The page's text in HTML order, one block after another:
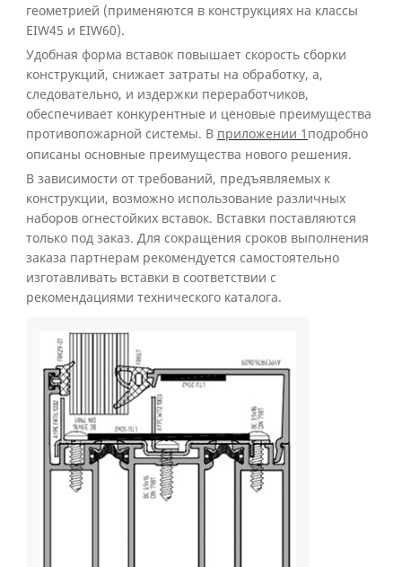
геометрией (применяются в конструкциях на классы
EIW45 и EIW60).
Удобная форма вставок повышает скорость сборки
конструкций, снижает затраты на обработку, а,
следовательно, и издержки переработчиков,
обеспечивает конкурентные и ценовые преимущества
противопожарной системы. В приложении 1подробно
описаны основные преимущества нового решения.
В зависимости от требований, предъявляемых к
конструкции, возможно использование различных
наборов огнестойких вставок. Вставки поставляются
только под заказ. Для сокращения сроков выполнения
заказа партнерам рекомендуется самостоятельно
изготавливать вставки в соответствии с
рекомендациями технического каталога.